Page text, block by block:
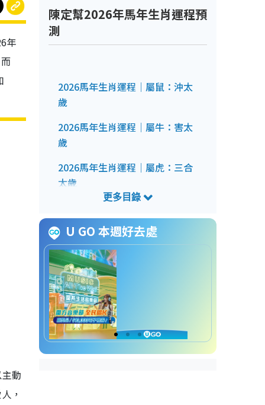
年
動
，
陳定幫2026年馬年生肖運程預
測
2026馬年生肖運程｜屬鼠：沖太
歲
2026馬年生肖運程｜屬牛：害太
歲
2026馬年生肖運程｜屬虎：三合
太歲
U GO 本週好去處